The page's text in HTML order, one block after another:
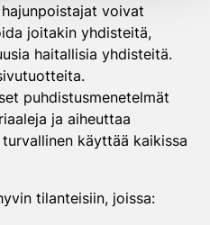
voivat
joitakin yhdisteitä,
haitallisia yhdisteitä.
puhdistusmenetelmät
ja aiheuttaa
käyttää kaikissa
tilanteisiin, joissa: